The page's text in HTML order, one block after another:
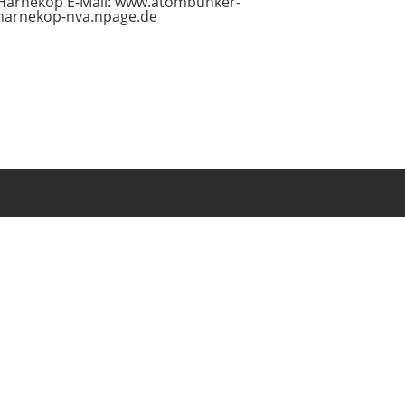
nva.npage.de